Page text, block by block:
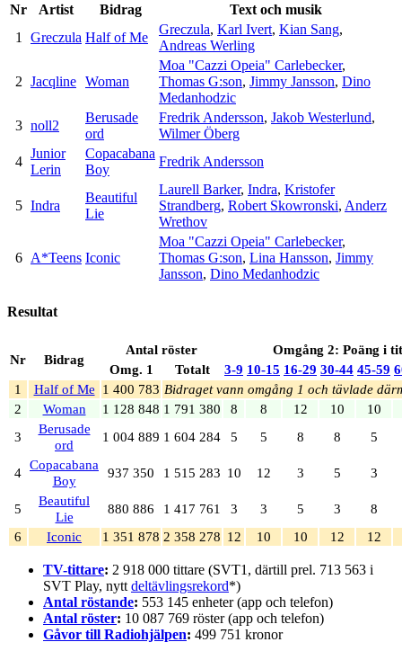
Nr Artist Bidrag
Text och musik
1
Greczula Half of Me
Greczula, Karl Ivert, Kian Sang,
Andreas Werling
2 Jacqline Woman
Moa "Cazzi Opeia" Carlebecker,
Thomas G:son, Jimmy Jansson, Dino
Medanhodzic
3 noll2
Berusade
ord
Fredrik Andersson, Jakob Westerlund,
Wilmer Öberg
4
Junior
Lerin
Copacabana
Boy
Fredrik Andersson
5 Indra
Beautiful
Lie
Laurell Barker, Indra, Kristofer
Strandberg, Robert Skowronski, Anderz
Wrethov
6 A*Teens Iconic
Moa "Cazzi Opeia" Carlebecker,
Thomas G:son, Lina Hansson, Jimmy
Jansson, Dino Medanhodzic
Resultat
Nr Bidrag
Antal röster
Omgång 2: Poäng i
Omg. 1
Totalt 3‑9 10‑15 16‑29 30‑44 45‑59
1
Half of Me 1 400 783 Bidraget vann omgång 1 och tävlade
2
Woman 1 128 848 1 791 380 8 8 12 10
10
3
Berusade
ord
1 004 889 1 604 284 5 5 8 8 5
4
Copacabana
Boy
937 350 1 515 283 10 12 3 5 3
5
Beautiful
Lie
880 886 1 417 761 3 3 5 3
8
6
Iconic 1 351 878 2 358 278 12 10 10 12 12
TV-tittare: 2 918 000 tittare (SVT1, därtill prel. 713 563 i
SVT Play, nyttdeltävlingsrekord*)
Antal röstande: 553 145 enheter (app och telefon)
Antal röster: 10 087 769 röster (app och telefon)
Gåvor till Radiohjälpen: 499 751 kronor